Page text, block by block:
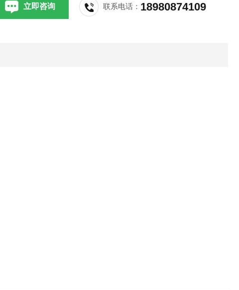
立即咨询 联系电话： 18980874109